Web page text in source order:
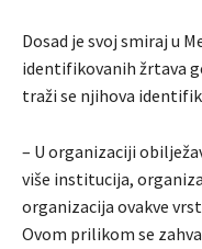
Dosad je svoj smiraj u
identifikovanih žrtava
traži se njihova
– U organizaciji
više institucija,
organizacija ovakve
Ovom prilikom se